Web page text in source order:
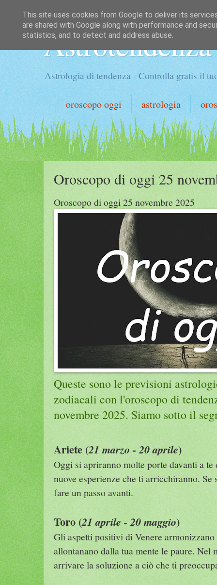
Astrotendenza
Astrologia di tendenza - Controlla gratis il
oroscopo oggi astrologia
Oroscopo di oggi 25
Oroscopo di oggi 25 novembre 2025
Queste sono le previsioni
zodiacali con l'oroscopo di
novembre 2025. Siamo sotto il
Ariete (21 marzo - 20 aprile)
Oggi si apriranno molte porte davanti a
nuove esperienze che ti arricchiranno.
fare un passo avanti.
Toro (21 aprile - 20 maggio)
Gli aspetti positivi di Venere
allontanano dalla tua mente le paure. Nel
arrivare la soluzione a ciò che ti
This site uses cookies from Google to deliver its
are shared with Google along with performance and
statistics, and to detect and address abuse.